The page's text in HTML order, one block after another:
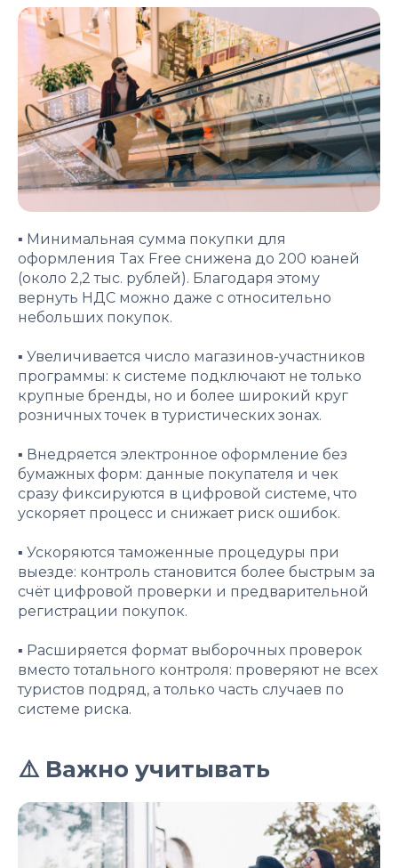
▪️ Минимальная сумма покупки для
оформления Tax Free снижена до 200 юаней
(около 2,2 тыс. рублей). Благодаря этому
вернуть НДС можно даже с относительно
небольших покупок.
▪️ Увеличивается число магазинов-участников
программы: к системе подключают не только
крупные бренды, но и более широкий круг
розничных точек в туристических зонах.
▪️ Внедряется электронное оформление без
бумажных форм: данные покупателя и чек
сразу фиксируются в цифровой системе, что
ускоряет процесс и снижает риск ошибок.
▪️ Ускоряются таможенные процедуры при
выезде: контроль становится более быстрым за
счёт цифровой проверки и предварительной
регистрации покупок.
▪️ Расширяется формат выборочных проверок
вместо тотального контроля: проверяют не всех
туристов подряд, а только часть случаев по
системе риска.
⚠️ Важно учитывать